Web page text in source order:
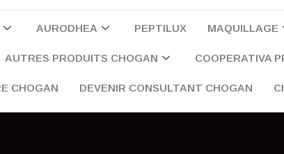
AURODHEA PEPTILUX MAQUILLAGE
AUTRES PRODUITS CHOGAN COOPERATIVA
CHOGAN DEVENIR CONSULTANT CHOGAN